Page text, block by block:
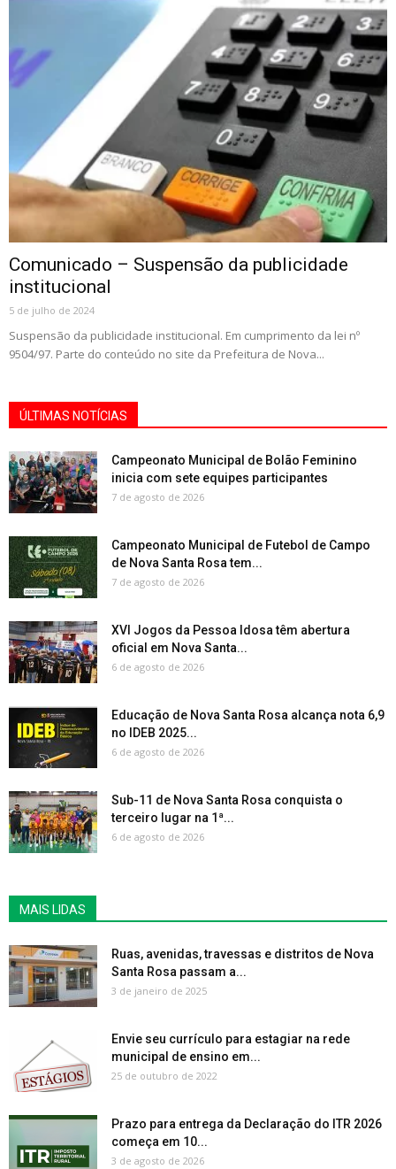
Comunicado – Suspensão da publicidade
institucional
5 de julho de 2024
Suspensão da publicidade institucional. Em cumprimento da lei nº
9504/97. Parte do conteúdo no site da Prefeitura de Nova...
ÚLTIMAS NOTÍCIAS
Campeonato Municipal de Bolão Feminino
inicia com sete equipes participantes
7 de agosto de 2026
Campeonato Municipal de Futebol de Campo
de Nova Santa Rosa tem...
7 de agosto de 2026
XVI Jogos da Pessoa Idosa têm abertura
oficial em Nova Santa...
6 de agosto de 2026
Educação de Nova Santa Rosa alcança nota 6,9
no IDEB 2025...
6 de agosto de 2026
Sub-11 de Nova Santa Rosa conquista o
terceiro lugar na 1ª...
6 de agosto de 2026
MAIS LIDAS
Ruas, avenidas, travessas e distritos de Nova
Santa Rosa passam a...
3 de janeiro de 2025
Envie seu currículo para estagiar na rede
municipal de ensino em...
25 de outubro de 2022
Prazo para entrega da Declaração do ITR 2026
começa em 10...
3 de agosto de 2026